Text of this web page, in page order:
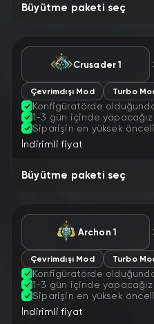
Büyütme paketi seç
Сrusader 1
Çevrimdışı Mod Turbo
Konfigüratörde
1-3 gün içinde yapacağız
Siparişin en yüksek
İndirimli fiyat
Büyütme paketi seç
Archon 1
Çevrimdışı Mod Turbo
Konfigüratörde
1-3 gün içinde yapacağız
Siparişin en yüksek
İndirimli fiyat